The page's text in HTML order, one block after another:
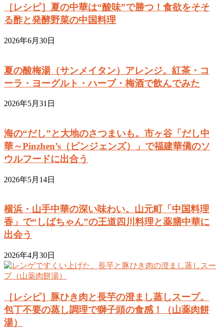
［レシピ］夏の中華は“酸味”で勝つ！食欲をそそ
る酢と発酵野菜の中国料理
2026年6月30日
夏の酸梅湯（サンメイタン）アレンジ。紅茶・コ
ーラ・ヨーグルト・ハーブ・梅酒で飲んでみた
2026年5月31日
海の“だし”と大地のさつまいも。市ヶ谷「だし中
華～Pinzhen’s（ピンジェンズ）」で福建華僑のソ
ウルフードに出合う
2026年5月14日
横浜・山手中華の深い味わい。山元町「中国料理
香」で“しばちゃん”の王道四川料理と薬膳中華に
出会う
2026年4月30日
［レシピ］豚ひき肉と長芋の澄まし蒸しスープ。
包丁不要の蒸し調理で獅子頭の食感！（山薬肉餅
湯）